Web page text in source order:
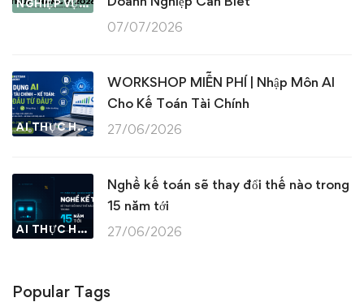
NGHIỆP VỤ KẾ TOÁN & THUẾ
07/07/2026
AI THỰC HÀNH
WORKSHOP MIỄN PHÍ | Nhập Môn AI
Cho Kế Toán Tài Chính
27/06/2026
AI THỰC HÀNH
Nghề kế toán sẽ thay đổi thế nào trong
15 năm tới
27/06/2026
Popular Tags